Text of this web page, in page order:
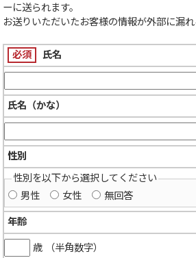
ーに送られます。
お送りいただいたお客様の情報が外部に漏れ
必須 氏名
氏名（かな）
性別
性別を以下から選択してください
男性
女性 無回答
年齢
歳 （半角数字）